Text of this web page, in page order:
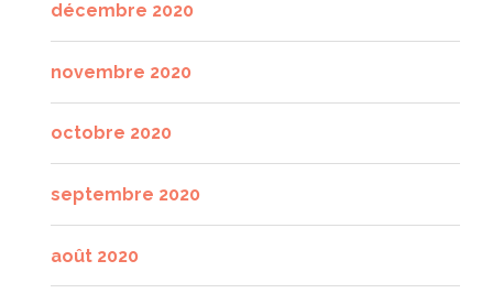
décembre 2020
novembre 2020
octobre 2020
septembre 2020
août 2020